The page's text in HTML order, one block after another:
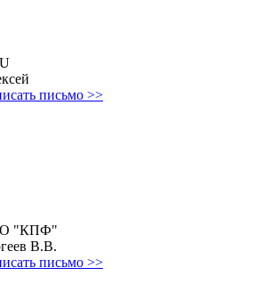
письмо >>
"КПФ"
В.В.
письмо >>